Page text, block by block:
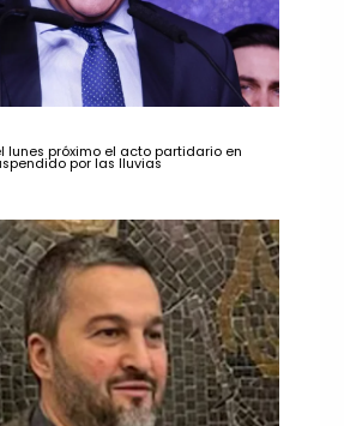
lunes próximo el acto partidario en
por las lluvias